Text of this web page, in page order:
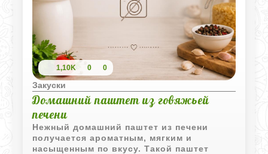
1,10K 0 0
Закуски
Домашний паштет из говяжьей
печени
Нежный домашний паштет из печени
получается ароматным, мягким и
насыщенным по вкусу. Такой паштет